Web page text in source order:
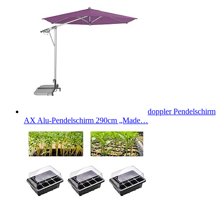
doppler Pendelschirm
AX Alu-Pendelschirm 290cm „Made…